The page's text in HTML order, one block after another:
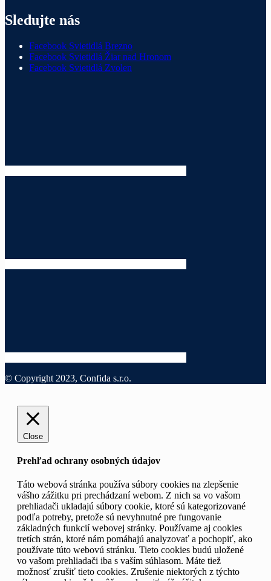
Sledujte nás
Facebook Svietidlá Brezno
Facebook Svietidlá Žiar nad Hronom
Facebook Svietidlá Zvolen
© Copyright 2023, Confida s.r.o.
Close
Prehľad ochrany osobných údajov
Táto webová stránka používa súbory cookies na zlepšenie
vášho zážitku pri prechádzaní webom. Z nich sa vo vašom
prehliadači ukladajú súbory cookie, ktoré sú kategorizované
podľa potreby, pretože sú nevyhnutné pre fungovanie
základných funkcií webovej stránky. Používame aj cookies
tretích strán, ktoré nám pomáhajú analyzovať a pochopiť, ako
používate túto webovú stránku. Tieto cookies budú uložené
vo vašom prehliadači iba s vaším súhlasom. Máte tiež
možnosť zrušiť tieto cookies. Zrušenie niektorých z týchto